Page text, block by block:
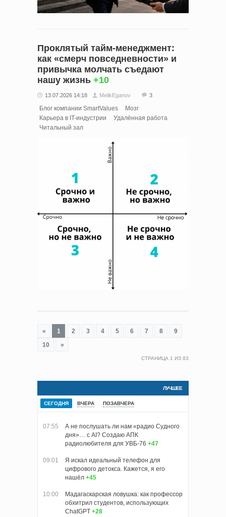
Проклятый тайм‑менеджмент:
как «смерч повседневности» и
привычка молчать съедают
нашу жизнь +10
13.07.2026 14:18 MelikEganov 3
Блог компании SmartValues
Мозг
Карьера в IT-индустрии
Удалённая работа
Читальный зал
« 1 2 3 4 5 6 7 8
9
10
»
СТРАНИЦА 1 ИЗ 83
ЛУЧШЕЕ
СЕГОДНЯ ВЧЕРА ПОЗАВЧЕРА
07:55
А не послушать ли нам «радио Судного
дня»… с AI? Создаю АПК
радиолюбителя для УВБ-76 +47
09:01
Я искал идеальный телефон для
цифрового детокса. Кажется, я его
нашёл +45
10:00
Мадагаскарская ловушка: как профессор
обхитрил студентов, использующих
ChatGPT +28